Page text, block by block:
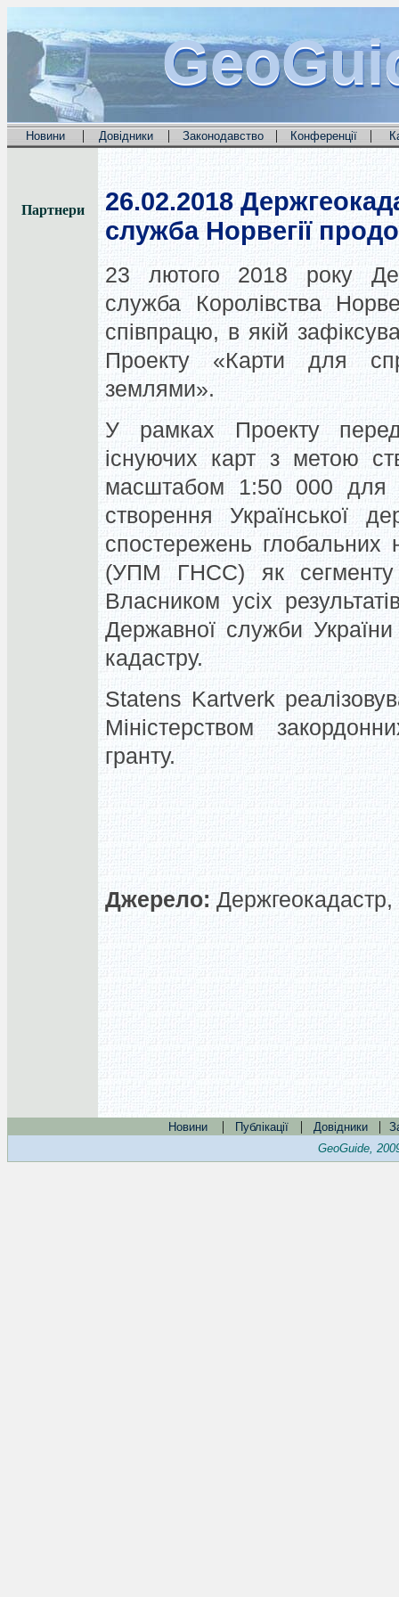
Новини | Довідники | Законодавство | Конференції |
Партнери 26.02.2018
служба Норвегії
23 лютого 2018 року
служба Королівства
співпрацю, в якій
Проекту «Карти для
землями».
У рамках Проекту
існуючих карт з метою
масштабом 1:50 000 для
створення Української
спостережень глобальних
(УПМ ГНСС) як сегменту
Власником усіх
Державної служби України
кадастру.
Statens Kartverk
Міністерством
гранту.
Джерело:
Новини | Публікації | Довідники |
GeoGuide,